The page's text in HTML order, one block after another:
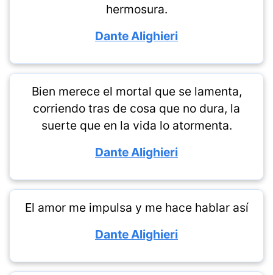
hermosura.
Dante Alighieri
Bien merece el mortal que se lamenta,
corriendo tras de cosa que no dura, la
suerte que en la vida lo atormenta.
Dante Alighieri
El amor me impulsa y me hace hablar así
Dante Alighieri